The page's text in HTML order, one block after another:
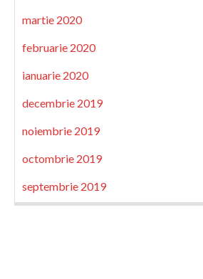
martie 2020
februarie 2020
ianuarie 2020
decembrie 2019
noiembrie 2019
octombrie 2019
septembrie 2019